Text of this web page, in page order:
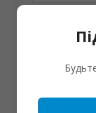
Збережіть
цьому